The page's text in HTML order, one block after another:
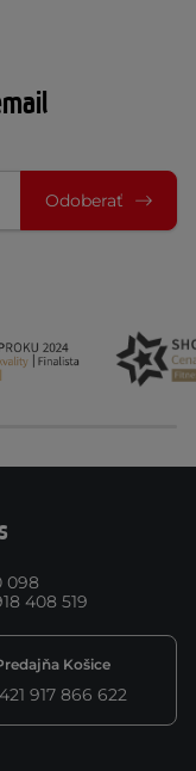
Odoberať
098
408 519
Košice
917 866 622